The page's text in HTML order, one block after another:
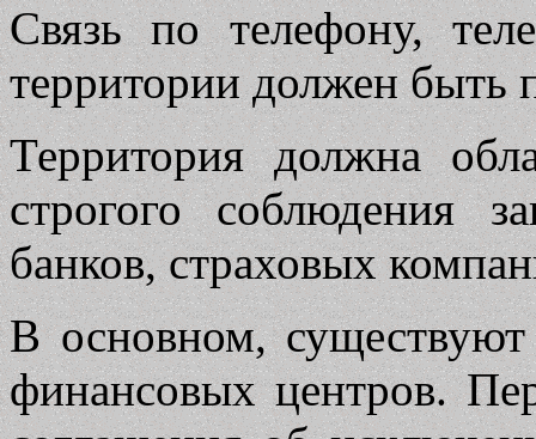
Связь по телефону,
территории должен быть
Территория должна
строгого соблюдения
банков, страховых
В основном,
финансовых центров.